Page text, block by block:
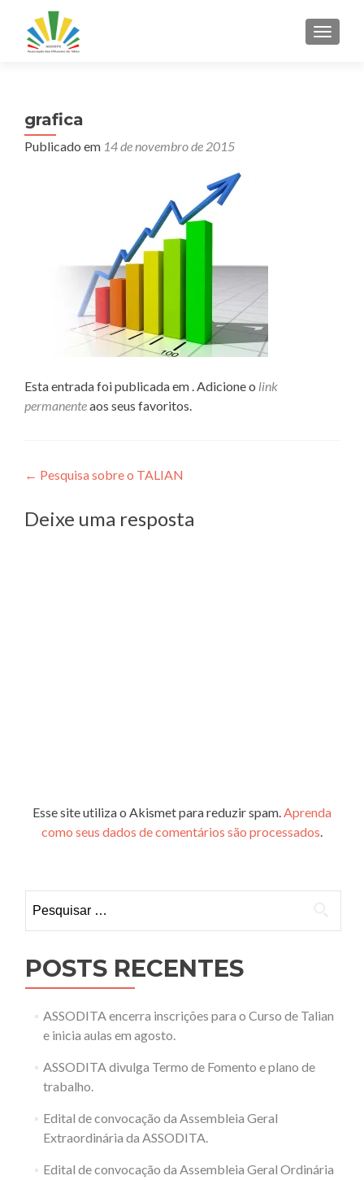
grafica
Publicado em 14 de novembro de 2015
Esta entrada foi publicada em . Adicione o link
permanenteaos seus favoritos.
Navegação
de
Post
← Pesquisa sobre o TALIAN
Deixe uma resposta
Esse site utiliza o Akismet para reduzir spam.Aprenda
como seus dados de comentários são processados.
por:
POSTS RECENTES
ASSODITA encerra inscrições para o Curso de Talian
e inicia aulas em agosto.
ASSODITA divulga Termo de Fomento e plano de
trabalho.
Edital de convocação da Assembleia Geral
Extraordinária da ASSODITA.
Edital de convocação da Assembleia Geral Ordinária